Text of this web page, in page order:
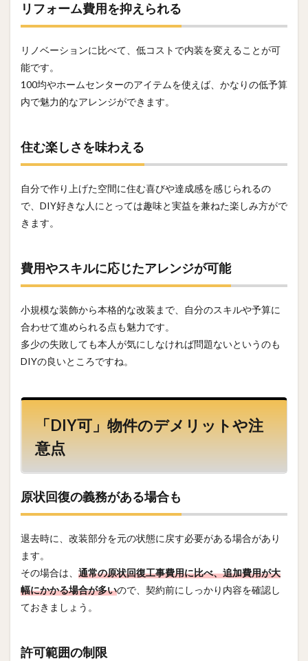
リフォーム費用を抑えられる
リノベーションに比べて、低コストで内装を変えることが可
能です。
100均やホームセンターのアイテムを使えば、かなりの低予算
内で魅力的なアレンジができます。
住む楽しさを味わえる
自分で作り上げた空間に住む喜びや達成感を感じられるの
で、DIY好きな人にとっては趣味と実益を兼ねた楽しみ方がで
きます。
費用やスキルに応じたアレンジが可能
小規模な装飾から本格的な改装まで、自分のスキルや予算に
合わせて進められる点も魅力です。
多少の失敗しても本人が気にしなければ問題ないというのも
DIYの良いところですね。
「DIY可」物件のデメリットや注
意点
原状回復の義務がある場合も
退去時に、改装部分を元の状態に戻す必要がある場合があり
ます。
その場合は、 通常の原状回復工事費用に比べ、追加費用が大
幅にかかる場合が多いので、契約前にしっかり内容を確認し
ておきましょう。
許可範囲の制限